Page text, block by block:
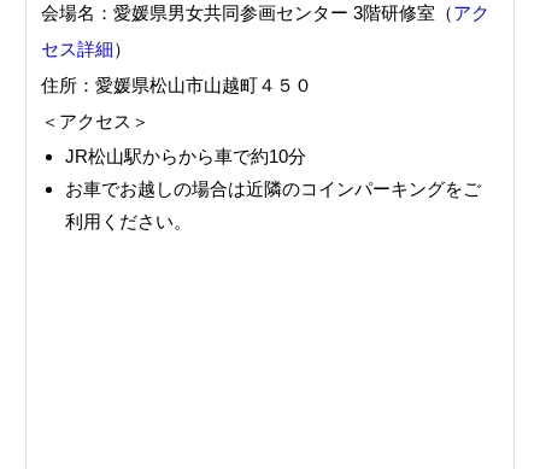
会場名：愛媛県男女共同参画センター 3階研修室（アク
セス詳細）
住所：愛媛県松山市山越町４５０
＜アクセス＞
JR松山駅からから車で約10分
お車でお越しの場合は近隣のコインパーキングをご
利用ください。